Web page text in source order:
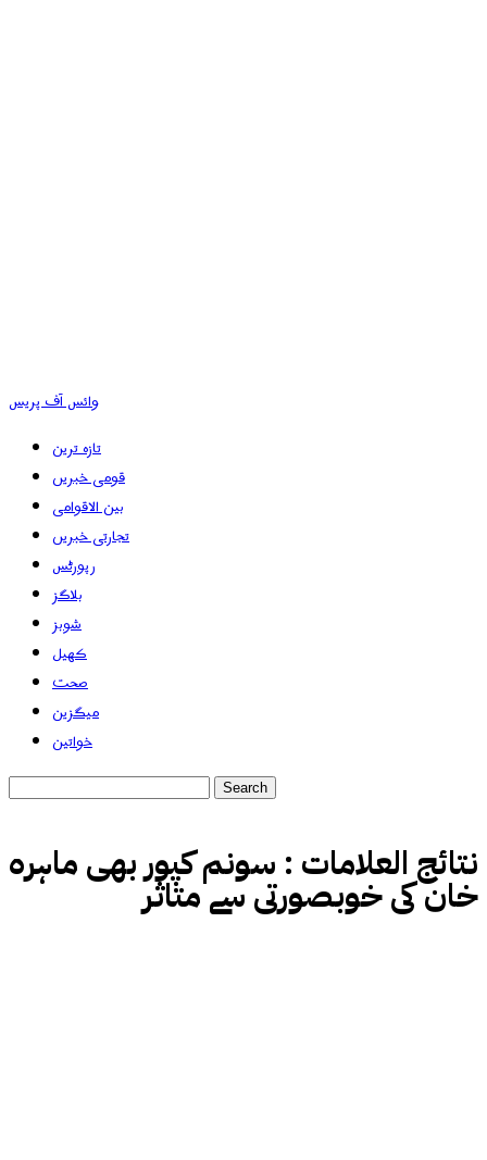
وائس آف پریس
تازہ ترین
قومی خبریں
بین الاقوامی
تجارتی خبریں
رپورٹس
بلاگز
شوبز
کھیل
صحت
میگزین
خواتین
نتائج العلامات : سونم کپور بھی ماہرہ
خان کی خوبصورتی سے متاثر